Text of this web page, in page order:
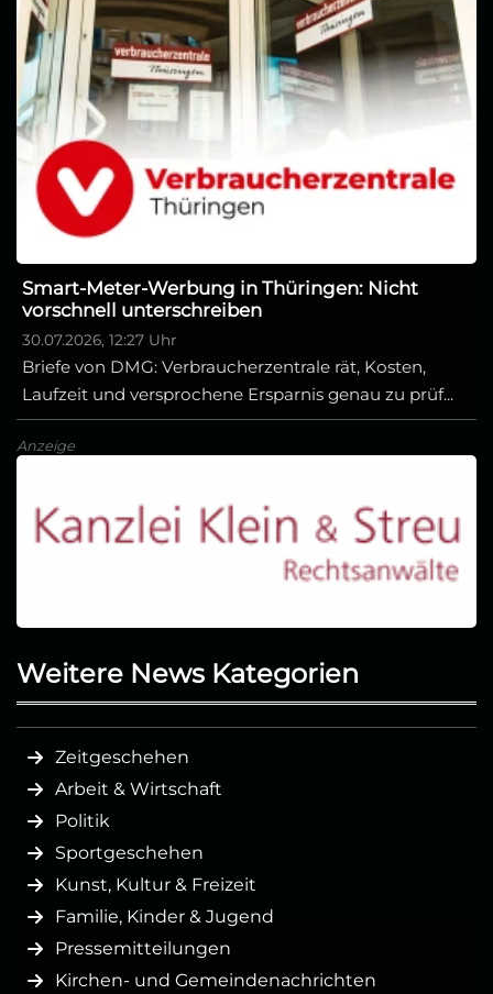
Smart-Meter-Werbung in Thüringen: Nicht
vorschnell unterschreiben
30.07.2026, 12:27 Uhr
Briefe von DMG: Verbraucherzentrale rät, Kosten,
Laufzeit und versprochene Ersparnis genau zu prüf...
Anzeige
Weitere News Kategorien
Zeitgeschehen
Arbeit & Wirtschaft
Politik
Sportgeschehen
Kunst, Kultur & Freizeit
Familie, Kinder & Jugend
Pressemitteilungen
Kirchen- und Gemeindenachrichten